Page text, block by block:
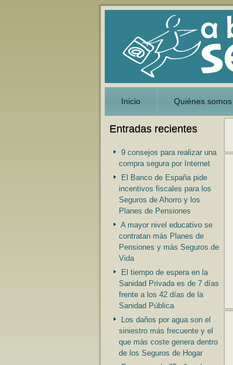
Inicio Quiénes somos
Entradas recientes
9 consejos para realizar una
compra segura por Internet
El Banco de España pide
incentivos fiscales para los
Seguros de Ahorro y los
Planes de Pensiones
A mayor nivel educativo se
contratan más Planes de
Pensiones y más Seguros de
Vida
El tiempo de espera en la
Sanidad Privada es de 7 días
frente a los 42 días de la
Sanidad Pública
Los daños por agua son el
siniestro más frecuente y el
que más coste genera dentro
de los Seguros de Hogar